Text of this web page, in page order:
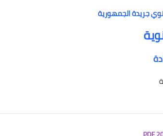
جريدة الجمهورية